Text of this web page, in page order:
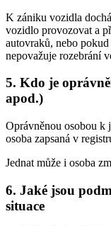
K zániku vozidla
vozidlo provozovat a
autovraků, nebo
nepovažuje rozebrání
5. Kdo je
apod.)
Oprávněnou osobou k
osoba zapsaná v
Jednat může i osoba
6. Jaké jsou
situace